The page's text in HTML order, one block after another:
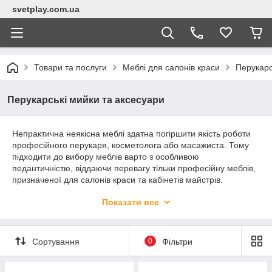
svetplay.com.ua
Товари та послуги Меблі для салонів краси
Перукарські мийки та аксесуари
Непрактична неякісна меблі здатна погіршити якість роботи
професійного перукаря, косметолога або масажиста. Тому
підходити до вибору меблів варто з особливою
педантичністю, віддаючи перевагу тільки професійну меблів,
призначеної для салонів краси та кабінетів майстрів.
Все необхідне в одному магазині
каталозі є все, що зробить роботу перукаря, косметолога,
Показати все
Сортування 0 Фільтри